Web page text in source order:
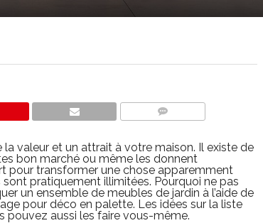
valeur et un attrait à votre maison. Il existe de
bon marché ou même les donnent
pour transformer une chose apparemment
pratiquement illimitées. Pourquoi ne pas
un ensemble de meubles de jardin à l’aide de
pour déco en palette. Les idées sur la liste
pouvez aussi les faire vous-même.